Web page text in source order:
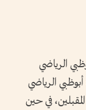
الرياضي
الرياضي
إلى 23 أغسطس المقبلين، في حين